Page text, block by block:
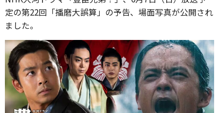
定の第22回「播磨大誤算」の予告、場面写真が公開され
ました。